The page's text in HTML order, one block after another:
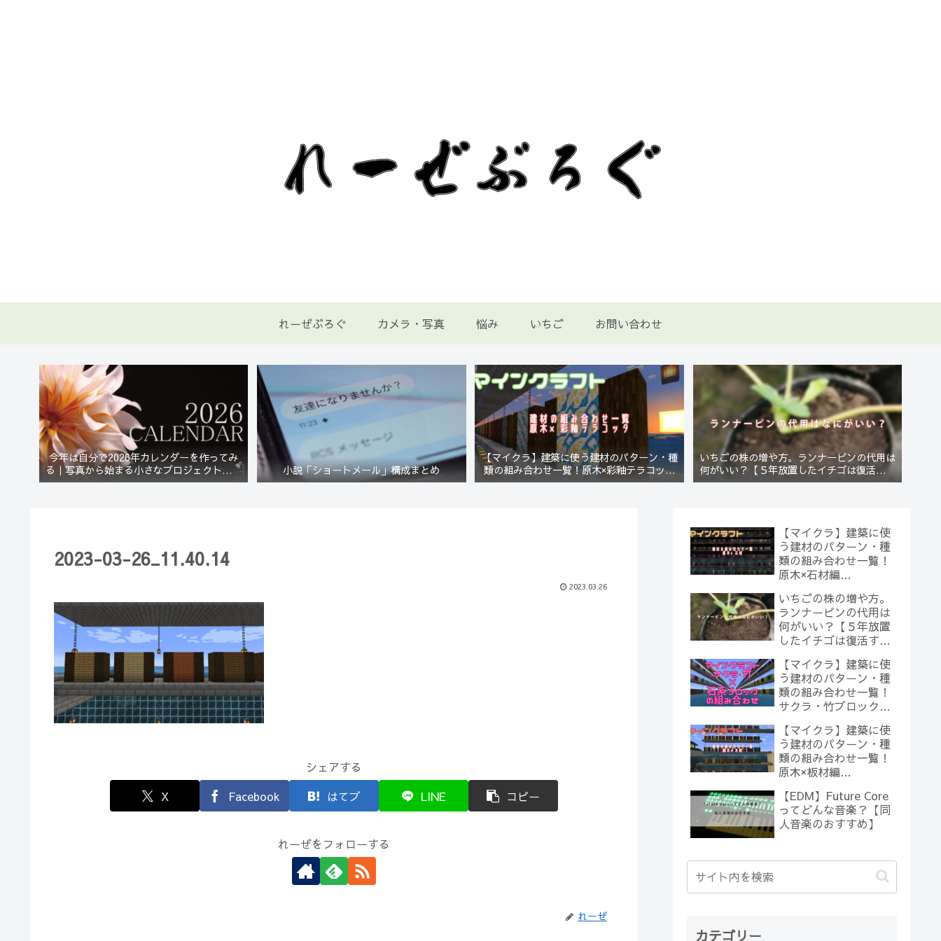
れーぜぶろぐ カメラ・写真 悩み いちご お問い合わせ
今年は自分で2026年カレンダーを作ってみ
る｜写真から始まる小さなプロジェクト【一
灯花】
小説「ショートメール」構成まとめ
【マイクラ】建築に使う建材のパターン・種
類の組み合わせ一覧！原木×彩釉テラコッタ
編【Minecraft】
いちごの株の増や方。ランナーピンの代用は
何がいい？【５年放置したイチゴは復活する
のか？(10)】
2023-03-26_11.40.14
2023.03.26
シェアする
X
Facebook はてブ LINE コピー
れーぜをフォローする
れーぜ
【マイクラ】建築に使
う建材のパターン・種
類の組み合わせ一覧！
原木×石材編
いちごの株の増や方。
ランナーピンの代用は
何がいい？【５年放置
したイチゴは復活する
【マイクラ】建築に使
う建材のパターン・種
類の組み合わせ一覧！
サクラ・竹ブロック×
【Minecraft】
【マイクラ】建築に使
う建材のパターン・種
類の組み合わせ一覧！
原木×板材編
【EDM】Future Core
ってどんな音楽？【同
人音楽のおすすめ】
カテゴリー